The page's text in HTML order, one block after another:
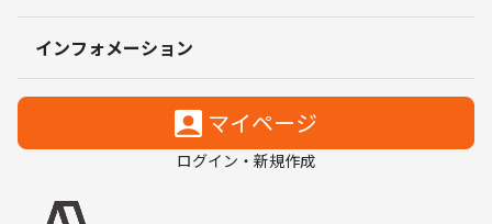
インフォメーション
マイページ
ログイン・新規作成